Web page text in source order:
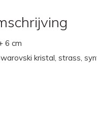
6 cm
kristal, strass,